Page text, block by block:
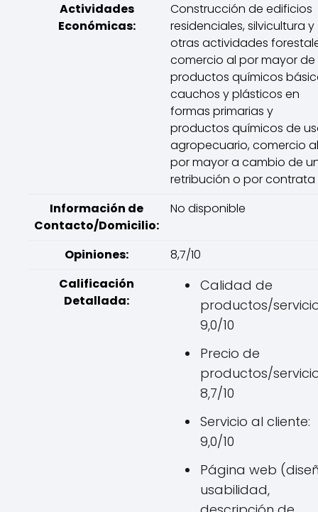
Actividades
Económicas:
Construcción de edificios
residenciales, silvicultura y
otras actividades
comercio al por mayor de
productos químicos
cauchos y plásticos en
formas primarias y
productos químicos de
agropecuario, comercio al
por mayor a cambio de
retribución o por contrata
Información de
Contacto/Domicilio:
No disponible
Opiniones:
8,7/10
Calificación
Detallada:
Calidad de
productos/
9,0/10
Precio de
productos/
8,7/10
Servicio al cliente:
9,0/10
Página web
usabilidad,